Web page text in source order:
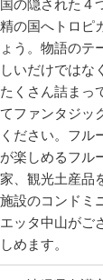
の隠された４
の国へトロピ
う。物語のテ
いだけではな
くさん詰まっ
ファンタジッ
ださい。フル
楽しめるフル
、観光土産品
設のコンドミ
ッタ中山がご
めます。